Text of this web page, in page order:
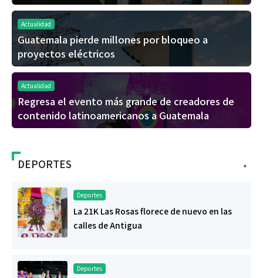
Actualidad
Guatemala pierde millones por bloqueo a
proyectos eléctricos
Actualidad
Regresa el evento más grande de creadores de
contenido latinoamericanos a Guatemala
+
DEPORTES
Deportes
La 21K Las Rosas florece de nuevo en las
calles de Antigua
Deportes